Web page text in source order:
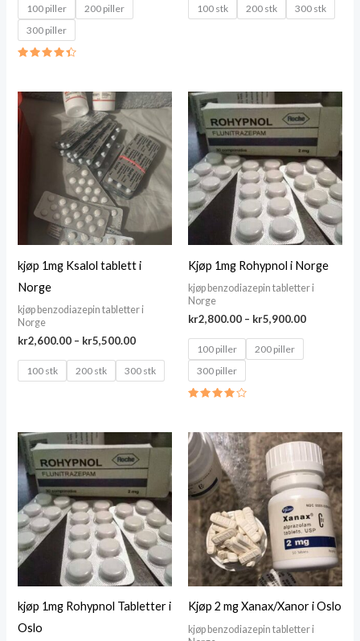
100 piller
200 piller
300 piller
kr2,500.00
through
100 stk 200 stk 300 stk
kjøp 1mg Ksalol tablett i
Norge
kjøp benzodiazepin tabletter i
Norge
kr2,600.00 – kr5,500.00Price
kr2,600.00
through
kr5,500.00
100 stk 200 stk 300 stk
Kjøp 1mg Rohypnol i Norge
kjøp benzodiazepin tabletter i
Norge
kr2,800.00 – kr5,900.00Price
100 piller
200 piller
300 piller
kjøp 1mg Rohypnol Tabletter i
Oslo
Kjøp 2 mg Xanax/Xanor i Oslo
kjøp benzodiazepin tabletter i